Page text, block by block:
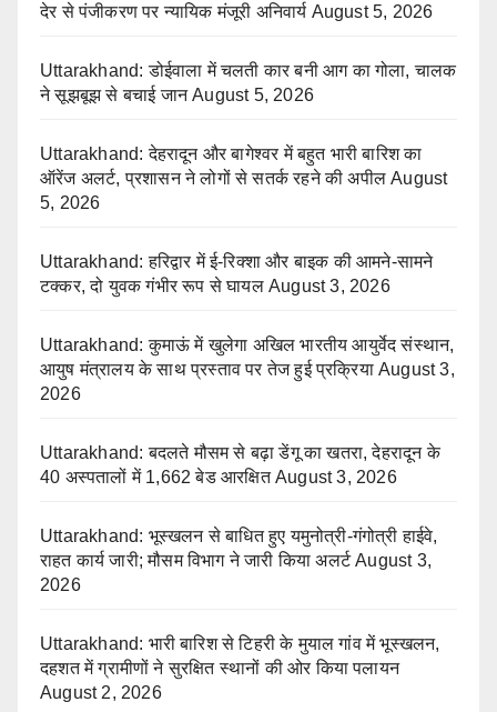
देर से पंजीकरण पर न्यायिक मंजूरी अनिवार्य August 5, 2026
Uttarakhand: डोईवाला में चलती कार बनी आग का गोला, चालक
ने सूझबूझ से बचाई जान August 5, 2026
Uttarakhand: देहरादून और बागेश्वर में बहुत भारी बारिश का
ऑरेंज अलर्ट, प्रशासन ने लोगों से सतर्क रहने की अपील August
5, 2026
Uttarakhand: हरिद्वार में ई-रिक्शा और बाइक की आमने-सामने
टक्कर, दो युवक गंभीर रूप से घायल August 3, 2026
Uttarakhand: कुमाऊं में खुलेगा अखिल भारतीय आयुर्वेद संस्थान,
आयुष मंत्रालय के साथ प्रस्ताव पर तेज हुई प्रक्रिया August 3,
2026
Uttarakhand: बदलते मौसम से बढ़ा डेंगू का खतरा, देहरादून के
40 अस्पतालों में 1,662 बेड आरक्षित August 3, 2026
Uttarakhand: भूस्खलन से बाधित हुए यमुनोत्री-गंगोत्री हाईवे,
राहत कार्य जारी; मौसम विभाग ने जारी किया अलर्ट August 3,
2026
Uttarakhand: भारी बारिश से टिहरी के मुयाल गांव में भूस्खलन,
दहशत में ग्रामीणों ने सुरक्षित स्थानों की ओर किया पलायन
August 2, 2026